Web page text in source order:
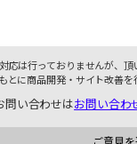
応は行っておりませんが、
とに商品開発・サイト改善を
問い合わせはお問い合わ